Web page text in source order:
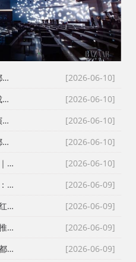
[2026-06-10]
成都会议策划公司哪家好_成都活动执行公司_成都庆典公司_火壶打铁花非遗表演全资源覆盖
[2026-06-10]
成都会议策划公司哪家专业_成都活动执行公司_成都庆典策划公司_全场景演艺资源快速匹配
[2026-06-10]
成都庆典策划公司推荐_成都演艺公司_成都活动执行公司_成都大型活动策划公司一手资源物美价廉
[2026-06-10]
成都会议策划公司哪家好_成都庆典策划公司排名_成都会务公司_成都活动执行公司专业团队推荐
[2026-06-10]
成都会议策划公司全场景服务｜成都活动公司活动类型全覆盖，成都会务公司一站式解决方案
[2026-06-09]
成都会议策划公司与庆典公司：红星商贸高难度活动执行实录
[2026-06-09]
成都大型活动策划公司推荐：红星27年深耕，专业靠谱团队大
[2026-06-09]
成都年会策划公司、庆典公司推荐：企业年会、周年庆典、颁奖典礼一站式承办，红星演艺与搭建团队专业靠谱
[2026-06-09]
成都会议策划公司哪家好？成都会务公司、会议公司推荐：红星活动专业承办新闻发布会与招商会